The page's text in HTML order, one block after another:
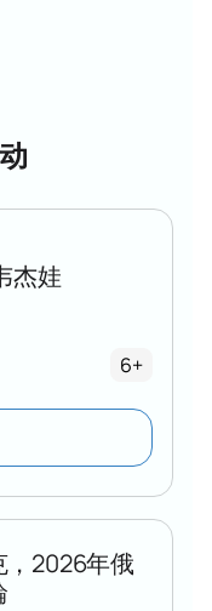
杰娃
6+
2026年俄